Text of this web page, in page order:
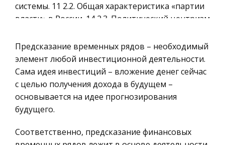
Страховое право
Экономика и Финансы
Химия
Металлургия
Микроэкономика, экономика предприятия,
Историческая личность
системы. 11 2.2. Общая характеристика «партии
власти» в России. 14 2.3. Политический центризм
Современная законодательная база Украины в
области страхования
Гармонизация их интересов, а также
надлежащая организация страхового дела в
стране, как в принципе и его развитие
основу которой составляет Закон Украины 'О ст
Предсказание временных рядов – необходимый
элемент любой инвестиционной деятельности.
Сама идея инвестиций – вложение денег сейчас
с целью получения дохода в будущем –
основывается на идее прогнозирования
будущего.
Соответственно, предсказание финансовых